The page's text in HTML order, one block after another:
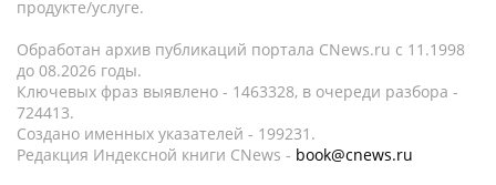
продукте/услуге.
Обработан архив публикаций портала CNews.ru c 11.1998
до 08.2026 годы.
Ключевых фраз выявлено - 1463328, в очереди разбора -
724413.
Создано именных указателей - 199231.
Редакция Индексной книги CNews - book@cnews.ru